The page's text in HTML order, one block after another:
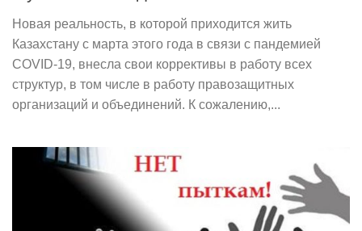
Новая реальность, в которой приходится жить
Казахстану с марта этого года в связи с пандемией
COVID-19, внесла свои коррективы в работу всех
структур, в том числе в работу правозащитных
организаций и объединений. К сожалению,...